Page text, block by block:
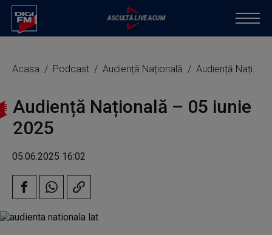
Acasa Podcast Audiență Națională Audiență Națională – 05 iunie 2025
Audiență Națională – 05 iunie
2025
05.06.2025 16:02